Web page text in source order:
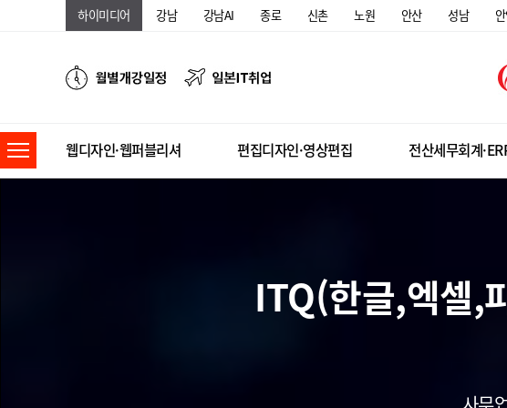
하이미디어 강남 강남AI 종로 신촌 노원 안산 성남
웹디자인·웹퍼블리셔 편집디자인·영상편집 전산세무회계
ITQ(한글,엑셀,